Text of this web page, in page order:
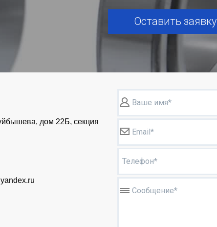
Оставить заявку
дом 22Б, секция
Ваше имя*
Email*
Телефон*
Сообщение*